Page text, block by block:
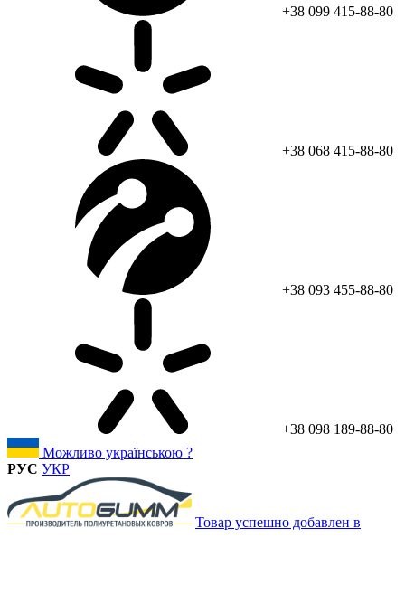
+38 099 415-88-80
+38 068 415-88-80
+38 093 455-88-80
+38 098 189-88-80
Можливо українською ?
РУС УКР
Товар успешно добавлен в